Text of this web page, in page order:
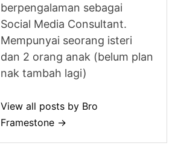
berpengalaman sebagai
Social Media Consultant.
Mempunyai seorang isteri
dan 2 orang anak (belum plan
nak tambah lagi)
View all posts by Bro
Framestone →